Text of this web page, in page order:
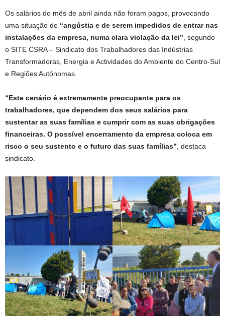
Os salários do mês de abril ainda não foram pagos, provocando
uma situação de “angústia e de serem impedidos de entrar nas
instalações da empresa, numa clara violação da lei” , segundo
o SITE CSRA – Sindicato dos Trabalhadores das Indústrias
Transformadoras, Energia e Actividades do Ambiente do Centro-Sul
e Regiões Autónomas.
“Este cenário é extremamente preocupante para os
trabalhadores, que dependem dos seus salários para
sustentar as suas famílias e cumprir com as suas obrigações
financeiras. O possível encerramento da empresa coloca em
risco o seu sustento e o futuro das suas famílias” , destaca
sindicato.